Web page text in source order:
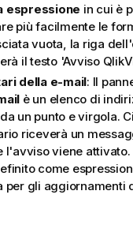
espressione in cui è
più facilmente le
vuota, la riga
il testo 'Avviso
della e-mail: Il
è un elenco di
un punto e virgola.
riceverà un
l'avviso viene attivato.
come
per gli aggiornamenti